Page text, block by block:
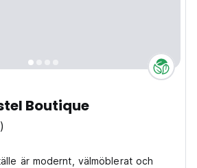
Boutique
är modernt, välmöblerat och